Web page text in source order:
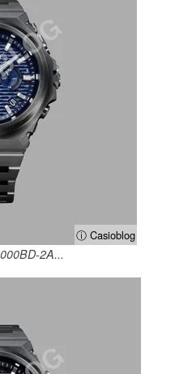
ⓘ Casioblog
2A...